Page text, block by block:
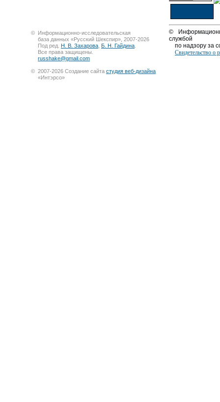
© Информационно-исследовательская
база данных «Русский Шекспир», 2007-2026
Под ред. Н. В. Захарова Б. Н. Гайдина
Все права защищены.
russhake@gmail.com
© 2007-2026 Создание сайта студия веб-дизайна
«Интэрсо»
©
службой
по надзору за
Свидетельство о